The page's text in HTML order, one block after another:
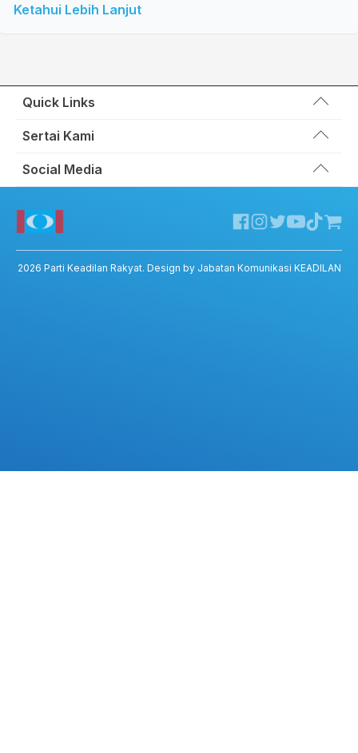
Ketahui Lebih Lanjut
Quick Links
Wakil Rakyat
Hubungi Kami
Sumbangan
Sertai Kami
Portal Anggota KEADILAN
Social Media
Twitter KEADILAN
Channel Telegram KEADILAN
Kedai KEADILAN
ADIL – Privacy Policy
2026 Parti Keadilan Rakyat. Design by Jabatan Komunikasi KEADILAN